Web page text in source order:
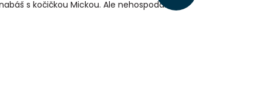
s kočičkou Mickou. Ale nehospodaří...